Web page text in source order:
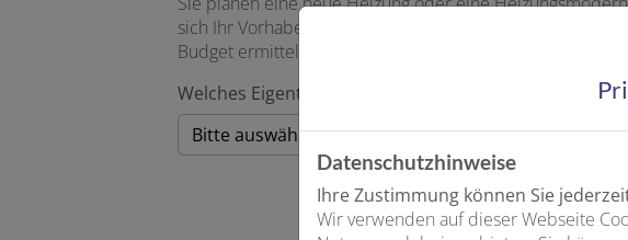
sich Ihr Vorhaben besser einschätzen und eine
Budget ermitteln.
Welches Eigentumsverhältnis liegt vor?
Datenschutzhinweise
Ihre Zustimmung können Sie
Wir verwenden auf dieser Webseite